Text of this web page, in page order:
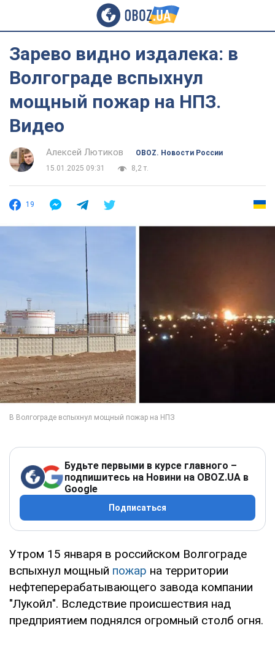
Зарево видно издалека: в
Волгограде вспыхнул
мощный пожар на НПЗ.
Видео
Алексей Лютиков
OBOZ. Новости России
15.01.2025 09:31
8,2 т.
19
Будьте первыми в курсе главного –
подпишитесь на Новини на OBOZ.UA в
Google
Подписаться
Утром 15 января в российском Волгограде
вспыхнул мощный пожар на территории
нефтеперерабатывающего завода компании
"Лукойл". Вследствие происшествия над
предприятием поднялся огромный столб огня.